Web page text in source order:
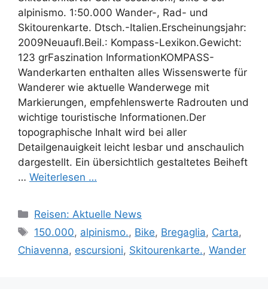
alpinismo. 1:50.000 Wander-, Rad- und
Skitourenkarte. Dtsch.-Italien.Erscheinungsjahr:
2009Neuaufl.Beil.: Kompass-Lexikon.Gewicht:
123 grFaszination InformationKOMPASS-
Wanderkarten enthalten alles Wissenswerte für
Wanderer wie aktuelle Wanderwege mit
Markierungen, empfehlenswerte Radrouten und
wichtige touristische Informationen.Der
topographische Inhalt wird bei aller
Detailgenauigkeit leicht lesbar und anschaulich
dargestellt. Ein übersichtlich gestaltetes Beiheft
… Weiterlesen …
Kategorien
Reisen: Aktuelle News
Schlagwörter
150.000, alpinismo., Bike, Bregaglia, Carta,
Chiavenna, escursioni, Skitourenkarte., Wander